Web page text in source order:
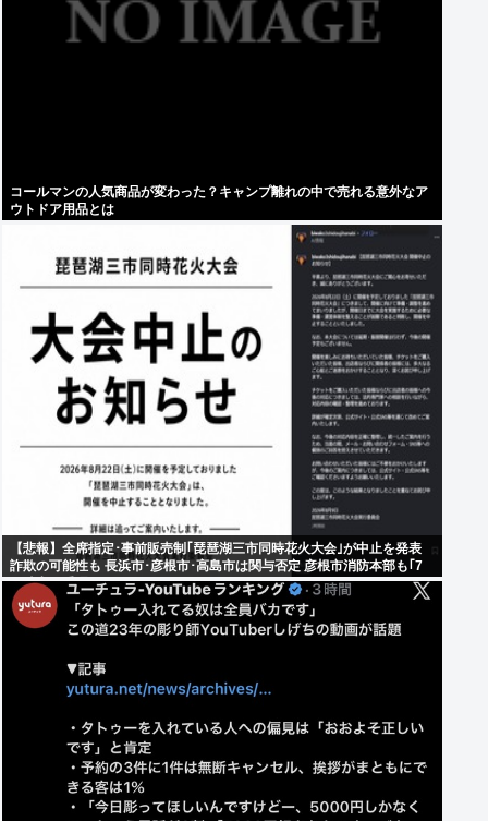
コールマンの人気商品が変わった？キャンプ離れの中で売れる意外なア
ウトドア用品とは
【悲報】全席指定･事前販売制｢琵琶湖三市同時花火大会｣が中止を発表
詐欺の可能性も 長浜市･彦根市･高島市は関与否定 彦根市消防本部も｢7
日時点で受理していない｣